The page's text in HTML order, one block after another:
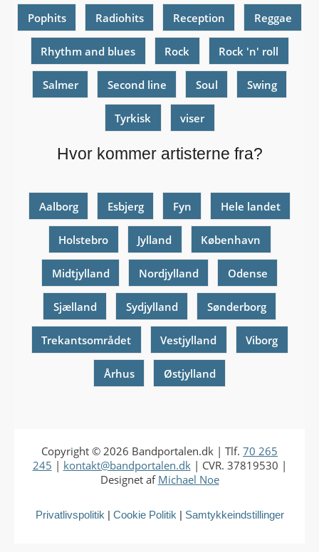
Pophits Radiohits Reception Reggae
Rhythm and blues Rock Rock 'n' roll
Salmer Second line Soul Swing
Tyrkisk viser
Hvor kommer artisterne fra?
Aalborg Esbjerg Fyn Hele landet
Holstebro Jylland København
Midtjylland Nordjylland Odense
Sjælland Sydjylland Sønderborg
Trekantsområdet Vestjylland Viborg
Århus Østjylland
Copyright © 2026 Bandportalen.dk | Tlf. 70 265
245 | kontakt@bandportalen.dk| CVR. 37819530 |
Designet af Michael Noe
Privatlivspolitik Cookie Politik Samtykkeindstillinger